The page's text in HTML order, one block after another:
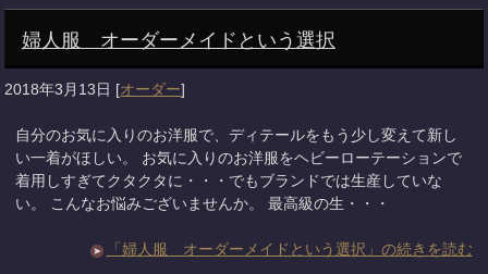
婦人服 オーダーメイドという選択
2018年3月13日 [オーダー]
自分のお気に入りのお洋服で、ディテールをもう少し変えて新し
い一着がほしい。 お気に入りのお洋服をヘビーローテーションで
着用しすぎてクタクタに・・・でもブランドでは生産していな
い。 こんなお悩みございませんか。 最高級の生・・・
「婦人服 オーダーメイドという選択」の続きを読む